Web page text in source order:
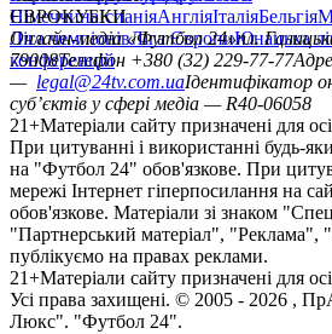
НімеччинаІспаніяАнгліяІталіяБельгія
ЄВРОКУБКИ
Ліга чемпіонівЛіга ЄвропиЮнацька
конференцій
Онлайн-медіа «Футбол 24»пл.
79008Телефон +380 (32) 229-77-77
— legal@24tv.com.uaІдентифікатор
суб’єктів у сфері медіа — R40-06058
21+Матеріали сайту призначені для
При цитуванні і використанні будь-
на "Футбол 24" обов'язкове. При
мережі Інтернет гіперпосилання на
обов'язкове. Матеріали зі знаком
"Партнерський матеріал", "Реклама",
публікуємо на правах реклами.
21+Матеріали сайту призначені для
Усi права захищенi. © 2005 - 2026 ,
Люкс". "Футбол 24".